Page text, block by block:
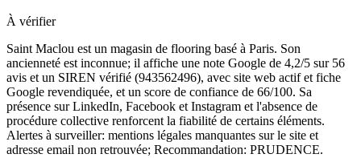
À vérifier
Saint Maclou est un magasin de flooring basé à Paris. Son
ancienneté est inconnue; il affiche une note Google de 4,2/5 sur 56
avis et un SIREN vérifié (943562496), avec site web actif et fiche
Google revendiquée, et un score de confiance de 66/100. Sa
présence sur LinkedIn, Facebook et Instagram et l'absence de
procédure collective renforcent la fiabilité de certains éléments.
Alertes à surveiller: mentions légales manquantes sur le site et
adresse email non retrouvée; Recommandation: PRUDENCE.